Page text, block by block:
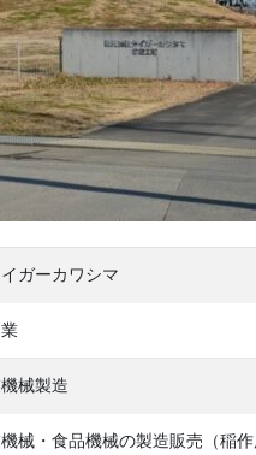
ガーカワシマ
械製造
械・食品機械の製造販売（稲